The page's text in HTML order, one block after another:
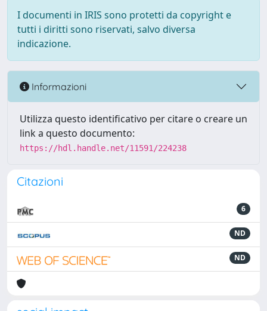
I documenti in IRIS sono protetti da copyright e
tutti i diritti sono riservati, salvo diversa
indicazione.
Informazioni
Utilizza questo identificativo per citare o creare un
link a questo documento:
https://hdl.handle.net/11591/224238
Citazioni
6
ND
ND